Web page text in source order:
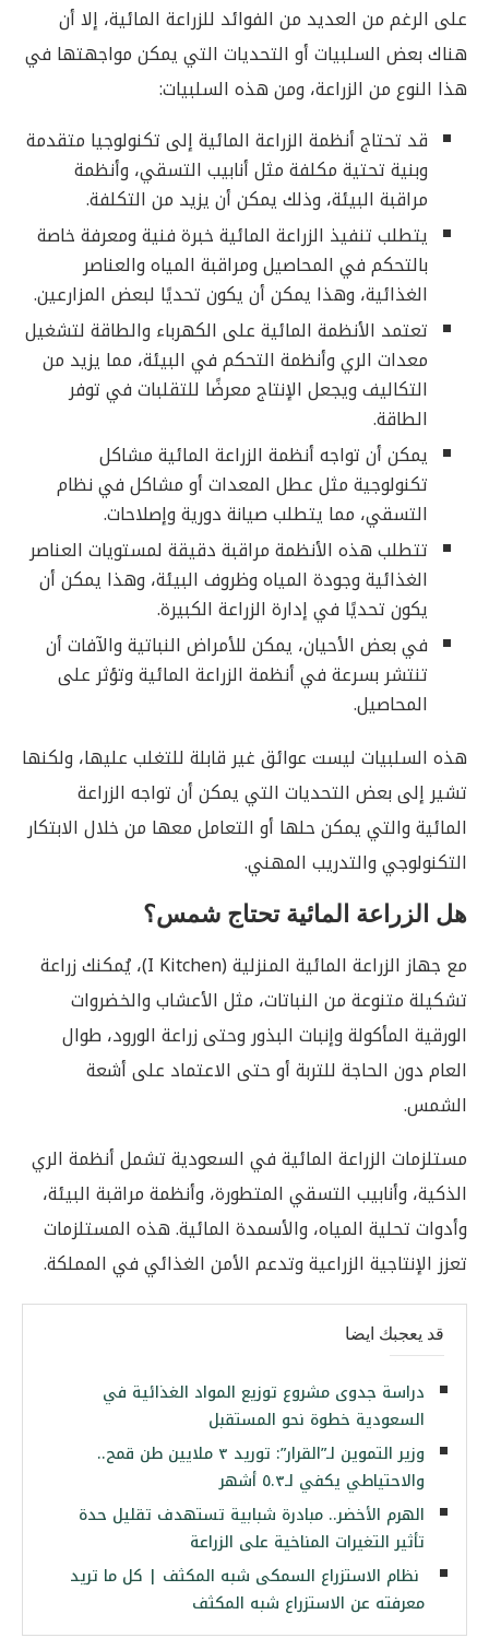
على الرغم من العديد من الفوائد للزراعة المائية، إلا أن
هناك بعض السلبيات أو التحديات التي يمكن مواجهتها في
هذا النوع من الزراعة، ومن هذه السلبيات:
قد تحتاج أنظمة الزراعة المائية إلى تكنولوجيا متقدمة
وبنية تحتية مكلفة مثل أنابيب التسقي، وأنظمة
مراقبة البيئة، وذلك يمكن أن يزيد من التكلفة.
يتطلب تنفيذ الزراعة المائية خبرة فنية ومعرفة خاصة
بالتحكم في المحاصيل ومراقبة المياه والعناصر
الغذائية، وهذا يمكن أن يكون تحديًا لبعض المزارعين.
تعتمد الأنظمة المائية على الكهرباء والطاقة لتشغيل
معدات الري وأنظمة التحكم في البيئة، مما يزيد من
التكاليف ويجعل الإنتاج معرضًا للتقلبات في توفر
الطاقة.
يمكن أن تواجه أنظمة الزراعة المائية مشاكل
تكنولوجية مثل عطل المعدات أو مشاكل في نظام
التسقي، مما يتطلب صيانة دورية وإصلاحات.
تتطلب هذه الأنظمة مراقبة دقيقة لمستويات العناصر
الغذائية وجودة المياه وظروف البيئة، وهذا يمكن أن
يكون تحديًا في إدارة الزراعة الكبيرة.
في بعض الأحيان، يمكن للأمراض النباتية والآفات أن
تنتشر بسرعة في أنظمة الزراعة المائية وتؤثر على
المحاصيل.
هذه السلبيات ليست عوائق غير قابلة للتغلب عليها، ولكنها
تشير إلى بعض التحديات التي يمكن أن تواجه الزراعة
المائية والتي يمكن حلها أو التعامل معها من خلال الابتكار
التكنولوجي والتدريب المهني.
هل الزراعة المائية تحتاج شمس؟
مع جهاز الزراعة المائية المنزلية (I Kitchen)، يُمكنك زراعة
تشكيلة متنوعة من النباتات، مثل الأعشاب والخضروات
الورقية المأكولة وإنبات البذور وحتى زراعة الورود، طوال
العام دون الحاجة للتربة أو حتى الاعتماد على أشعة
الشمس.
مستلزمات الزراعة المائية في السعودية تشمل أنظمة الري
الذكية، وأنابيب التسقي المتطورة، وأنظمة مراقبة البيئة،
وأدوات تحلية المياه، والأسمدة المائية. هذه المستلزمات
تعزز الإنتاجية الزراعية وتدعم الأمن الغذائي في المملكة.
قد يعجبك ايضا
دراسة جدوى مشروع توزيع المواد الغذائية في
السعودية خطوة نحو المستقبل
وزير التموين لـ”القرار”: توريد ٣ ملايين طن قمح..
والاحتياطي يكفي لـ٥.٣ أشهر
الهرم الأخضر.. مبادرة شبابية تستهدف تقليل حدة
تأثير التغيرات المناخية على الزراعة
نظام الاستزراع السمكى شبه المكثف | كل ما تريد
معرفته عن الاستزراع شبه المكثف